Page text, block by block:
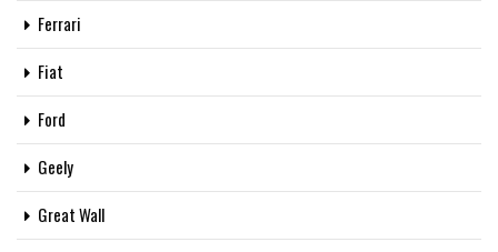
Ferrari
Fiat
Ford
Geely
Great Wall